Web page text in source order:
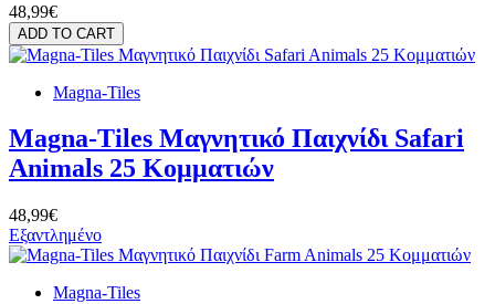
48,99€
ADD TO CART
Magna-Tiles
Magna-Tiles Μαγνητικό Παιχνίδι Safari
Animals 25 Κομματιών
48,99€
Εξαντλημένο
Magna-Tiles